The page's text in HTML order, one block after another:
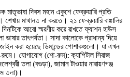
মাতৃভাষা দিবস মহান একুশে ফেব্রুয়ারি প্রতি
শেখায় মাথানত না করতে। ২১ ফেব্রুয়ারি বাঙালির
আরো স্মরণীয় করে রাখতে ফ্যাশন হাউস
ভাষার তাৎপর্যতা। সাদা কালোকে প্রাধান্য দিয়ে
করা হয়েছে ডিমান্ডের পোশাকগুলো। যা এখন
রুমে। যোগাযোগ (শো-রুম): ক্যাপিটাল সিরাজ
তলা (বগুড়া), জামান টাওয়ার নারায়ণগঞ্জ
তলা)।